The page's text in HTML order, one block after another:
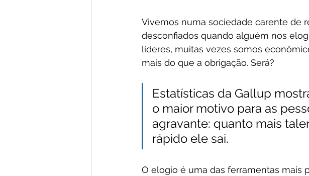
Vivemos numa sociedade carente de
desconfiados quando alguém nos
líderes, muitas vezes somos
mais do que a obrigação. Será?
Estatísticas da Gallup
o maior motivo para as
agravante: quanto mais
rápido ele sai.
O elogio é uma das ferramentas mais